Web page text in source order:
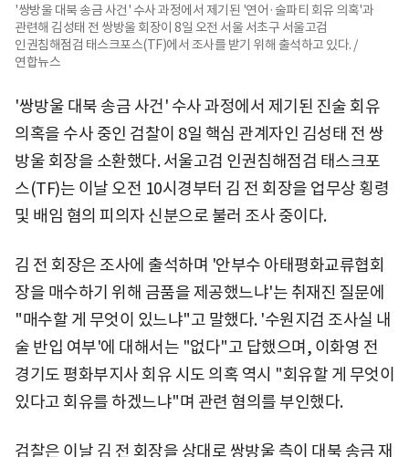
'쌍방울 대북 송금 사건' 수사 과정에서 제기된 '연어·술파티 회유 의혹'과
관련해 김성태 전 쌍방울 회장이 8일 오전 서울 서초구 서울고검
인권침해점검 태스크포스(TF)에서 조사를 받기 위해 출석하고 있다. /
연합뉴스
'쌍방울 대북 송금 사건' 수사 과정에서 제기된 진술 회유
의혹을 수사 중인 검찰이 8일 핵심 관계자인 김성태 전 쌍
방울 회장을 소환했다. 서울고검 인권침해점검 태스크포
스(TF)는 이날 오전 10시경부터 김 전 회장을 업무상 횡령
및 배임 혐의 피의자 신분으로 불러 조사 중이다.
김 전 회장은 조사에 출석하며 '안부수 아태평화교류협회
장을 매수하기 위해 금품을 제공했느냐'는 취재진 질문에
"매수할 게 무엇이 있느냐"고 말했다. '수원지검 조사실 내
술 반입 여부'에 대해서는 "없다"고 답했으며, 이화영 전
경기도 평화부지사 회유 시도 의혹 역시 "회유할 게 무엇이
있다고 회유를 하겠느냐"며 관련 혐의를 부인했다.
검찰은 이날 김 전 회장을 상대로 쌍방울 측이 대북 송금 재